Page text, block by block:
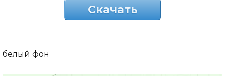
Скачать
белый фон